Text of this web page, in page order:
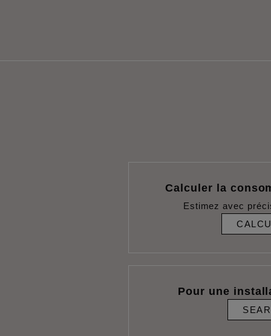
Calculer la
Estimez avec
Pour une